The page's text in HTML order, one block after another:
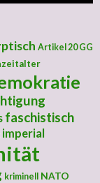
Artikel 20 GG
faschistisch
imperial
kriminell
NATO